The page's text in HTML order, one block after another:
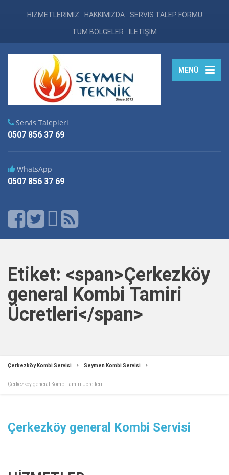
HİZMETLERİMİZ HAKKIMIZDA SERVİS TALEP FORMU
TÜM BÖLGELER İLETİŞİM
MENÜ
Servis Talepleri
0507 856 37 69
WhatsApp
0507 856 37 69
Etiket: <span>Çerkezköy
general Kombi Tamiri
Ücretleri</span>
Çerkezköy Kombi Servisi Seymen Kombi Servisi
Çerkezköy general Kombi Tamiri Ücretleri
Çerkezköy general Kombi Servisi